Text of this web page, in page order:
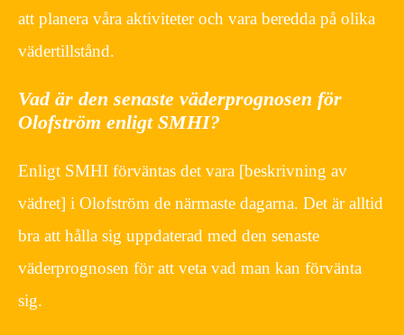
att planera våra aktiviteter och vara beredda på olika
vädertillstånd.
Vad är den senaste väderprognosen för
Olofström enligt SMHI?
Enligt SMHI förväntas det vara [beskrivning av
vädret] i Olofström de närmaste dagarna. Det är alltid
bra att hålla sig uppdaterad med den senaste
väderprognosen för att veta vad man kan förvänta
sig.